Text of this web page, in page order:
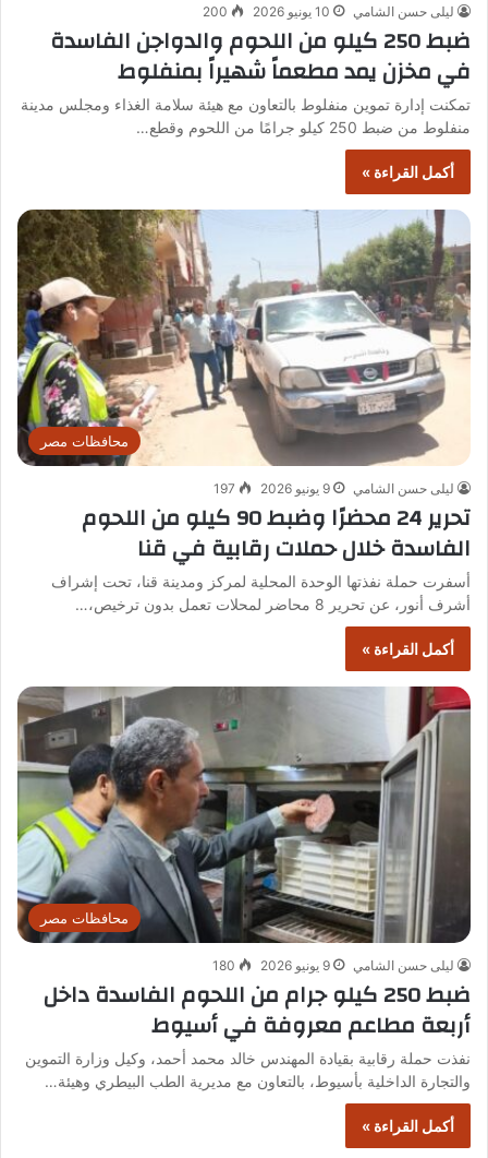
ليلى حسن الشامي 10 يونيو 2026 200
ضبط 250 كيلو من اللحوم والدواجن الفاسدة
في مخزن يمد مطعماً شهيراً بمنفلوط
تمكنت إدارة تموين منفلوط بالتعاون مع هيئة سلامة الغذاء ومجلس مدينة
منفلوط من ضبط 250 كيلو جرامًا من اللحوم وقطع…
أكمل القراءة »
محافظات مصر
ليلى حسن الشامي 9 يونيو 2026 197
تحرير 24 محضرًا وضبط 90 كيلو من اللحوم
الفاسدة خلال حملات رقابية في قنا
أسفرت حملة نفذتها الوحدة المحلية لمركز ومدينة قنا، تحت إشراف
أشرف أنور، عن تحرير 8 محاضر لمحلات تعمل بدون ترخيص،…
أكمل القراءة »
محافظات مصر
ليلى حسن الشامي 9 يونيو 2026 180
ضبط 250 كيلو جرام من اللحوم الفاسدة داخل
أربعة مطاعم معروفة في أسيوط
نفذت حملة رقابية بقيادة المهندس خالد محمد أحمد، وكيل وزارة التموين
والتجارة الداخلية بأسيوط، بالتعاون مع مديرية الطب البيطري وهيئة…
أكمل القراءة »